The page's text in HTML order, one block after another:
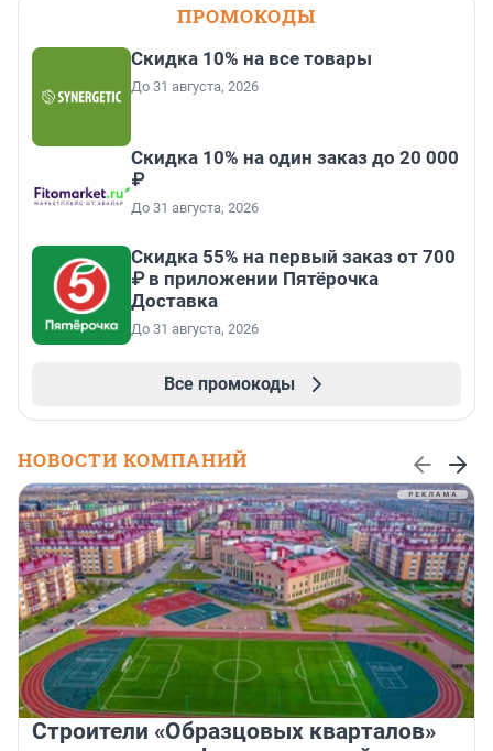
ПРОМОКОДЫ
Скидка 10% на все товары
До 31 августа, 2026
Скидка 10% на один заказ до 20 000
₽
До 31 августа, 2026
Скидка 55% на первый заказ от 700
₽ в приложении Пятёрочка
Доставка
До 31 августа, 2026
Все промокоды
НОВОСТИ КОМПАНИЙ
Строители «Образцовых кварталов»